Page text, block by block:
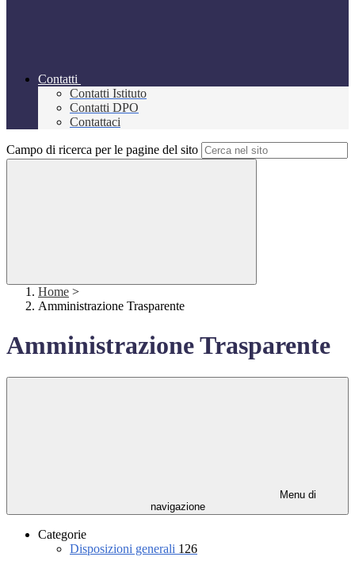
Contatti
Contatti Istituto
Contatti DPO
Contattaci
Campo di ricerca per le pagine del sito
Home >
Amministrazione Trasparente
Amministrazione Trasparente
Menu di
navigazione
Categorie
Disposizioni generali 126